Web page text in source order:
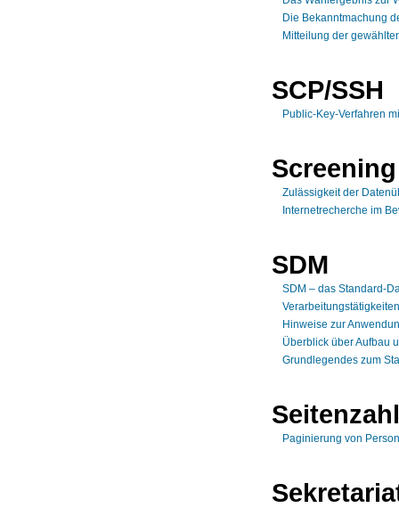
Die Bekanntmachung
Mitteilung der
SCP/SSH
Public-Key-Verfahren
Screening
Zulässigkeit der
Internetrecherche im
SDM
SDM – das Standard-
Hinweise zur
Überblick über Aufbau
Grundlegendes zum
Seitenzahl
Paginierung von